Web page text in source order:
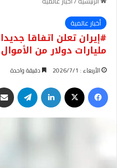
أخبار عالمية
مليارات دولار من
الأربعاء : 2026/7/1 دقيقة واحدة
فيسبوك لينكدإن تيلقرام